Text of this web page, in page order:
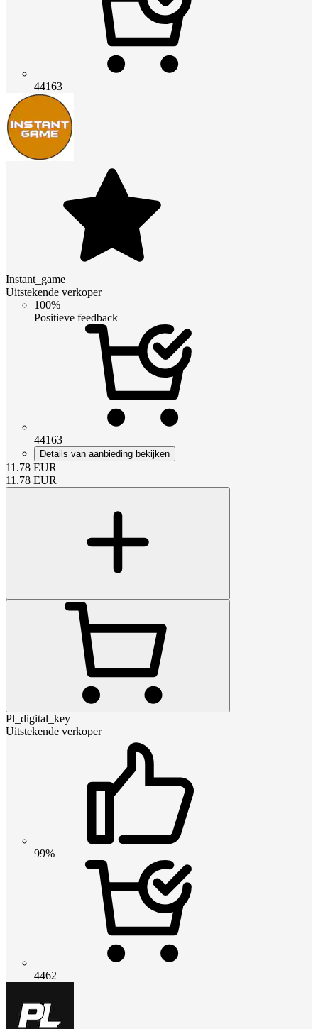
44163
Instant_game
Uitstekende verkoper
100%
Positieve feedback
44163
Details van aanbieding bekijken
11.78 EUR
11.78 EUR
Pl_digital_key
Uitstekende verkoper
99%
4462